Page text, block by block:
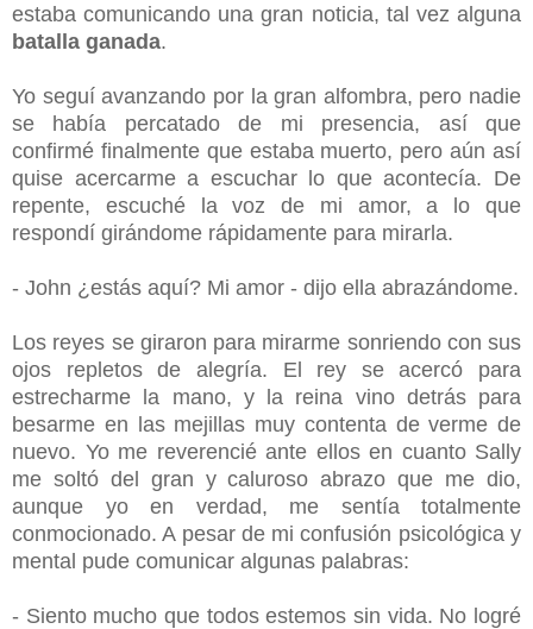
estaba comunicando una gran noticia, tal vez alguna
batalla ganada.
Yo seguí avanzando por la gran alfombra, pero nadie
se había percatado de mi presencia, así que
confirmé finalmente que estaba muerto, pero aún así
quise acercarme a escuchar lo que acontecía. De
repente, escuché la voz de mi amor, a lo que
respondí girándome rápidamente para mirarla.
- John ¿estás aquí? Mi amor - dijo ella abrazándome.
Los reyes se giraron para mirarme sonriendo con sus
ojos repletos de alegría. El rey se acercó para
estrecharme la mano, y la reina vino detrás para
besarme en las mejillas muy contenta de verme de
nuevo. Yo me reverencié ante ellos en cuanto Sally
me soltó del gran y caluroso abrazo que me dio,
aunque yo en verdad, me sentía totalmente
conmocionado. A pesar de mi confusión psicológica y
mental pude comunicar algunas palabras:
- Siento mucho que todos estemos sin vida. No logré